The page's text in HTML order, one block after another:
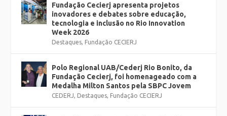
Fundação Cecierj apresenta projetos
inovadores e debates sobre educação,
tecnologia e inclusão no Rio Innovation
Week 2026
Destaques, Fundação CECIERJ
Polo Regional UAB/Cederj Rio Bonito, da
Fundação Cecierj, foi homenageado com a
Medalha Milton Santos pela SBPC Jovem
CEDERJ, Destaques, Fundação CECIERJ